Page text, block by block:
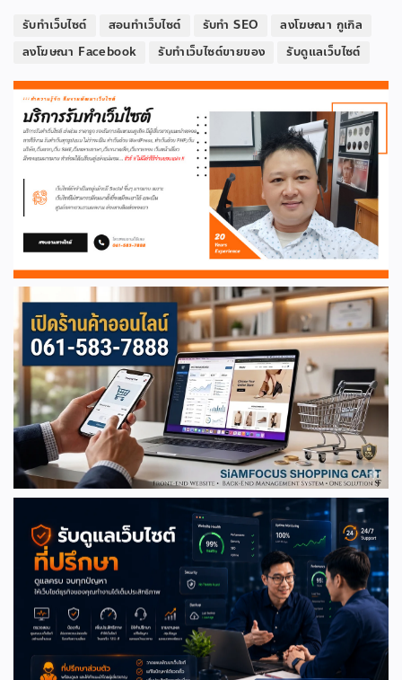
รับทำเว็บไซต์ สอนทำเว็บไซต์ รับทำ SEO
ลงโฆษณา กูเกิล
ลงโฆษณา Facebook
รับทำเว็บไซต์ขายของ รับดูแลเว็บไซต์